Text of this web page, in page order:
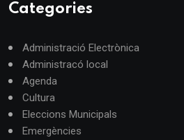
Categories
Administració Electrònica
Administracó local
Agenda
Cultura
Eleccions Municipals
Emergències